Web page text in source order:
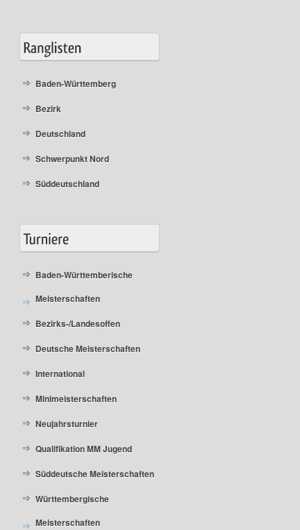
Baden-Württemberg
Bezirk
Deutschland
Schwerpunkt Nord
Süddeutschland
Baden-Württemberische
Meisterschaften
Bezirks-/Landesoffen
Deutsche Meisterschaften
International
Minimeisterschaften
Neujahrsturnier
Qualifikation MM Jugend
Süddeutsche Meisterschaften
Württembergische
Meisterschaften